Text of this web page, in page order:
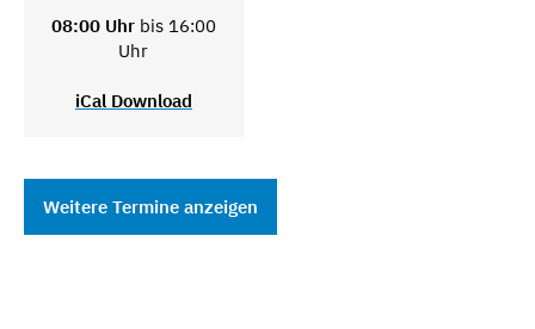
08:00 Uhr bis 16:00
Uhr
iCal Download
Weitere Termine anzeigen